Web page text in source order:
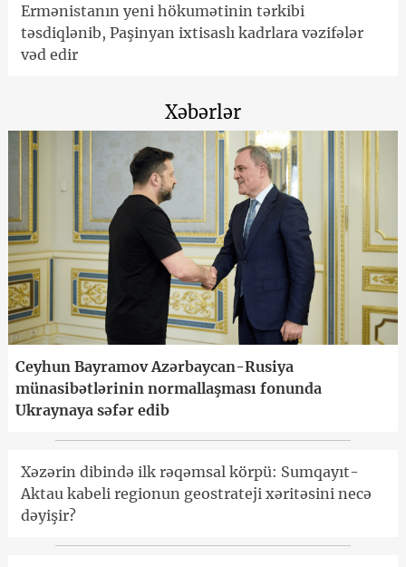
Ermənistanın yeni hökumətinin tərkibi
təsdiqlənib, Paşinyan ixtisaslı kadrlara vəzifələr
vəd edir
Xəbərlər
Ceyhun Bayramov Azərbaycan-Rusiya
münasibətlərinin normallaşması fonunda
Ukraynaya səfər edib
Xəzərin dibində ilk rəqəmsal körpü: Sumqayıt-
Aktau kabeli regionun geostrateji xəritəsini necə
dəyişir?